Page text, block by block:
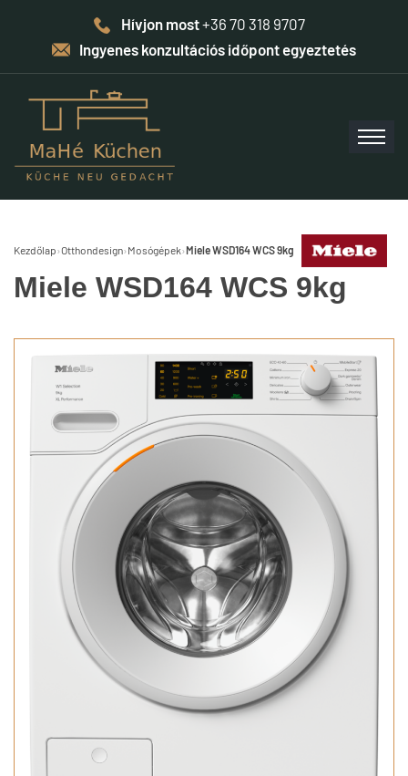
Hívjon most+36 70 318 9707
Ingyenes konzultációs időpont egyeztetés
Kezdőlap›Otthondesign› Mosógépek›Miele WSD164 WCS 9kg
Miele WSD164 WCS 9kg